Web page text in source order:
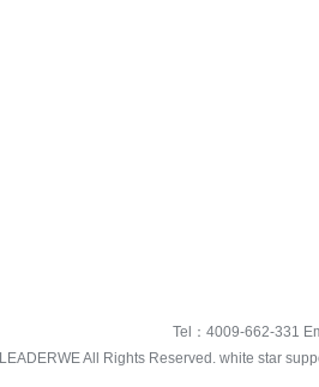
Tel： 4009-662-331
LEADERWEAll Rights Reserved. white star